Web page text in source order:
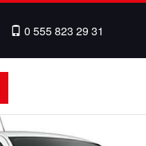
0 555 823 29 31